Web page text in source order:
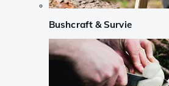
Bushcraft & Survie